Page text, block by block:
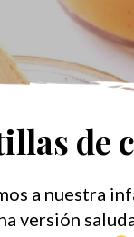
de
a nuestra
versión